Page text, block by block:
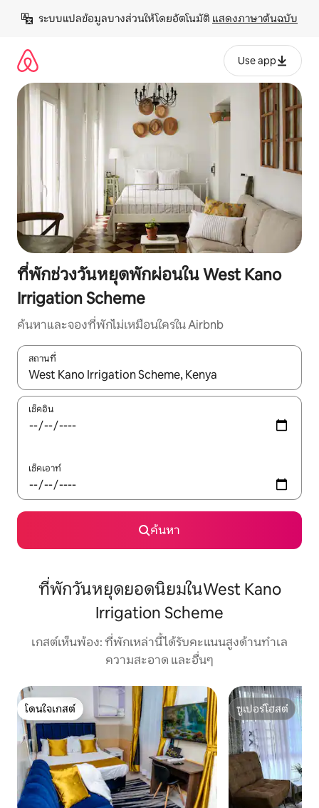
เนื้อหา
ระบบแปลข้อมูลบางส่วนให้โดยอัตโนมัติ แสดงภาษาต้นฉบับ
Use app
ที่พักช่วงวันหยุดพักผ่อนใน West Kano
Irrigation Scheme
ค้นหาและจองที่พักไม่เหมือนใครใน Airbnb
สถานที่
ใช้ลูกศรขึ้นลง หรือใช้การสัมผัสหรือปัด เพื่อสำรวจผลการค้นหา
เช็คอิน
เช็คเอาท์
ค้นหา
ที่พักวันหยุดยอดนิยมในWest Kano
Irrigation Scheme
เกสต์เห็นพ้อง: ที่พักเหล่านี้ได้รับคะแนนสูงด้านทำเล
ความสะอาด และอื่นๆ
โดนใจเกสต์
โดนใจเกสต์
ซูเปอร์โฮสต์
ซูเปอร์โฮสต์